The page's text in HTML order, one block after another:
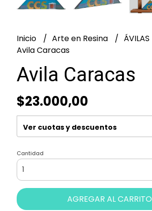
Inicio Arte en Resina
ÁVILAS
Avila Caracas
Avila Caracas
$23.000,00
Ver cuotas y descuentos
Cantidad
AGREGAR AL CARRITO